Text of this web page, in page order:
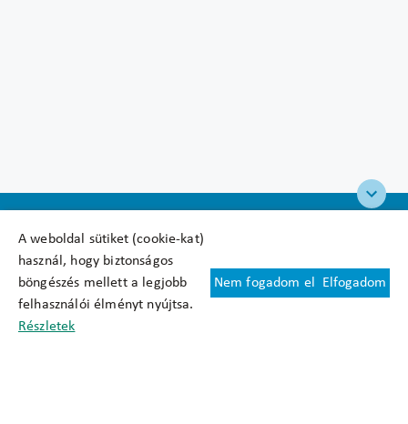
A weboldal sütiket (cookie-kat)
használ, hogy biztonságos
böngészés mellett a legjobb
felhasználói élményt nyújtsa.
Részletek
Nem fogadom el Elfogadom
Felhasználási feltételek